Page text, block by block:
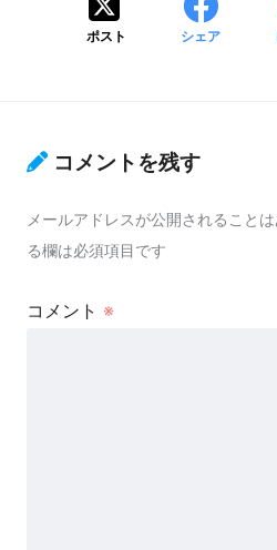
ポスト シェア
コメントを残す
メールアドレスが公開されることは
る欄は必須項目です
コメント ※